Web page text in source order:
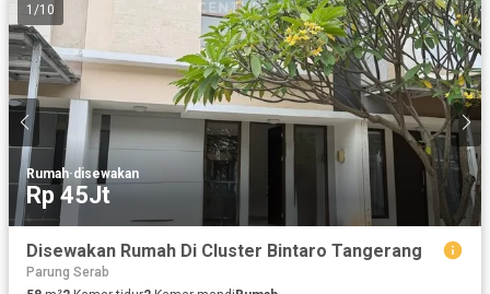
1 /10
Rumah·disewakan
Rp 45Jt
Disewakan Rumah Di Cluster Bintaro Tangerang
Parung Serab